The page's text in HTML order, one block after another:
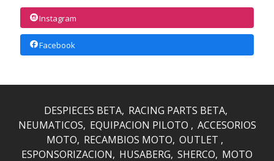
Instagram
Facebook
DESPIECES BETA RACING PARTS BETA
NEUMATICOS EQUIPACION PILOTO
ACCESORIOS
MOTO RECAMBIOS MOTO OUTLET
ESPONSORIZACION
HUSABERG SHERCO MOTO